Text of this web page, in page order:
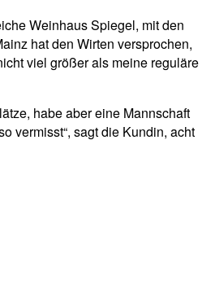
Weinhaus Spiegel, mit den
hat den Wirten versprochen,
viel größer als meine reguläre
habe aber eine Mannschaft
vermisst“, sagt die Kundin, acht